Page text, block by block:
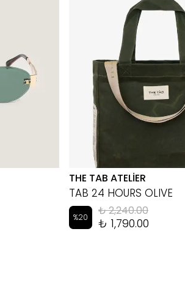
THE TAB ATELİER
TAB 24 HOURS OLIVE
%20 ₺ 2,240.00
₺ 1,790.00